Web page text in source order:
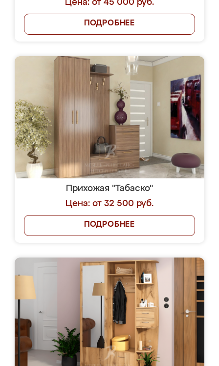
Цена: от 45 000 руб.
ПОДРОБНЕЕ
Прихожая "Табаско"
Цена: от 32 500 руб.
ПОДРОБНЕЕ